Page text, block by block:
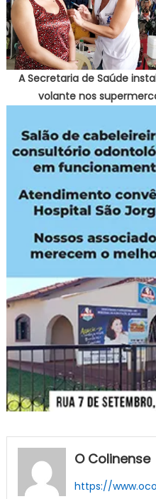
A Secretaria de Saúde
volante nos
O Colinense
https://